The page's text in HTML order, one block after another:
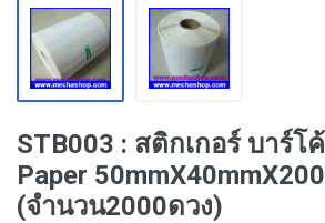
STB003 : สติกเกอร์ บาร์โ
Paper
(จำนวน2000ดวง)